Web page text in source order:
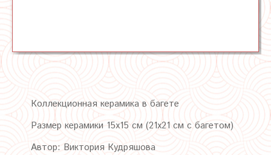
Коллекционная керамика в багете
Размер керамики 15х15 см (21х21 см с багетом)
Автор: Виктория Кудряшова